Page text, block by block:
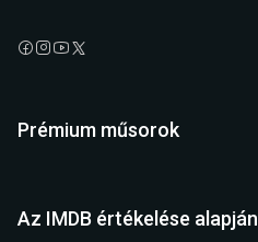
Prémium műsorok
Az IMDB értékelése alapján